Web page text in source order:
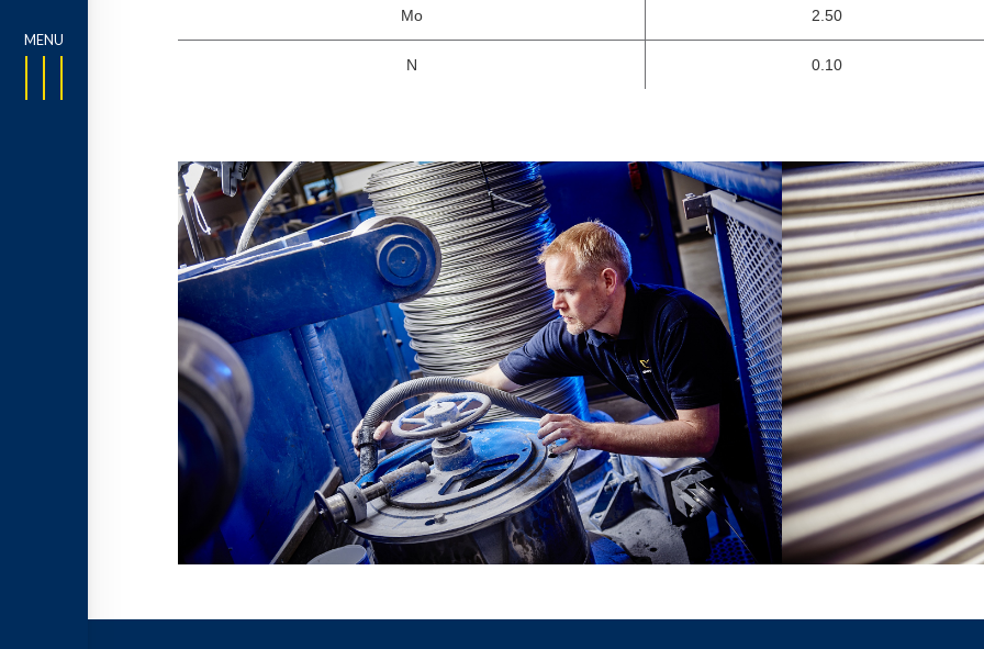
Mo 2.50
N 0.10